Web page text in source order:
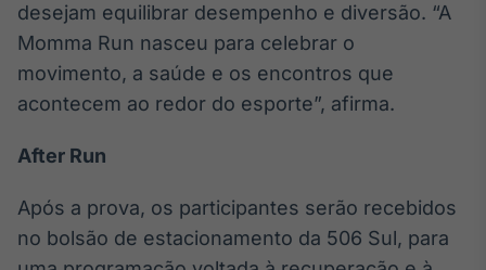
Conteúdos e
dados para
displays e telas
noticiosos
Soluções de
desejam equilibrar desempenho e diversão. “A
Momma Run nasceu para celebrar o
movimento, a saúde e os encontros que
acontecem ao redor do esporte”, afirma.
After Run
Após a prova, os participantes serão recebidos
no bolsão de estacionamento da 506 Sul, para